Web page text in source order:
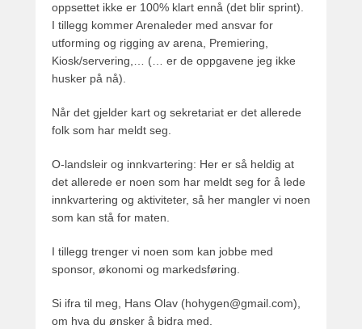
oppsettet ikke er 100% klart ennå (det blir sprint).
I tillegg kommer Arenaleder med ansvar for
utforming og rigging av arena, Premiering,
Kiosk/servering,… (… er de oppgavene jeg ikke
husker på nå).
Når det gjelder kart og sekretariat er det allerede
folk som har meldt seg.
O-landsleir og innkvartering: Her er så heldig at
det allerede er noen som har meldt seg for å lede
innkvartering og aktiviteter, så her mangler vi noen
som kan stå for maten.
I tillegg trenger vi noen som kan jobbe med
sponsor, økonomi og markedsføring.
Si ifra til meg, Hans Olav (hohygen@gmail.com),
om hva du ønsker å bidra med.